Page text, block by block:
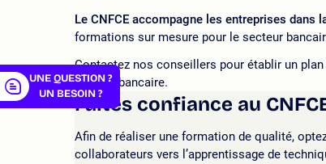
Le CNFCE accompagne les entreprises
formations sur mesure pour le secteur
Contactez nos conseillers pour établir un
secteur bancaire.
Faites confiance au
Afin de réaliser une formation de qualité,
collaborateurs vers l’apprentissage de
UNE QUESTION ?
UN BESOIN ?